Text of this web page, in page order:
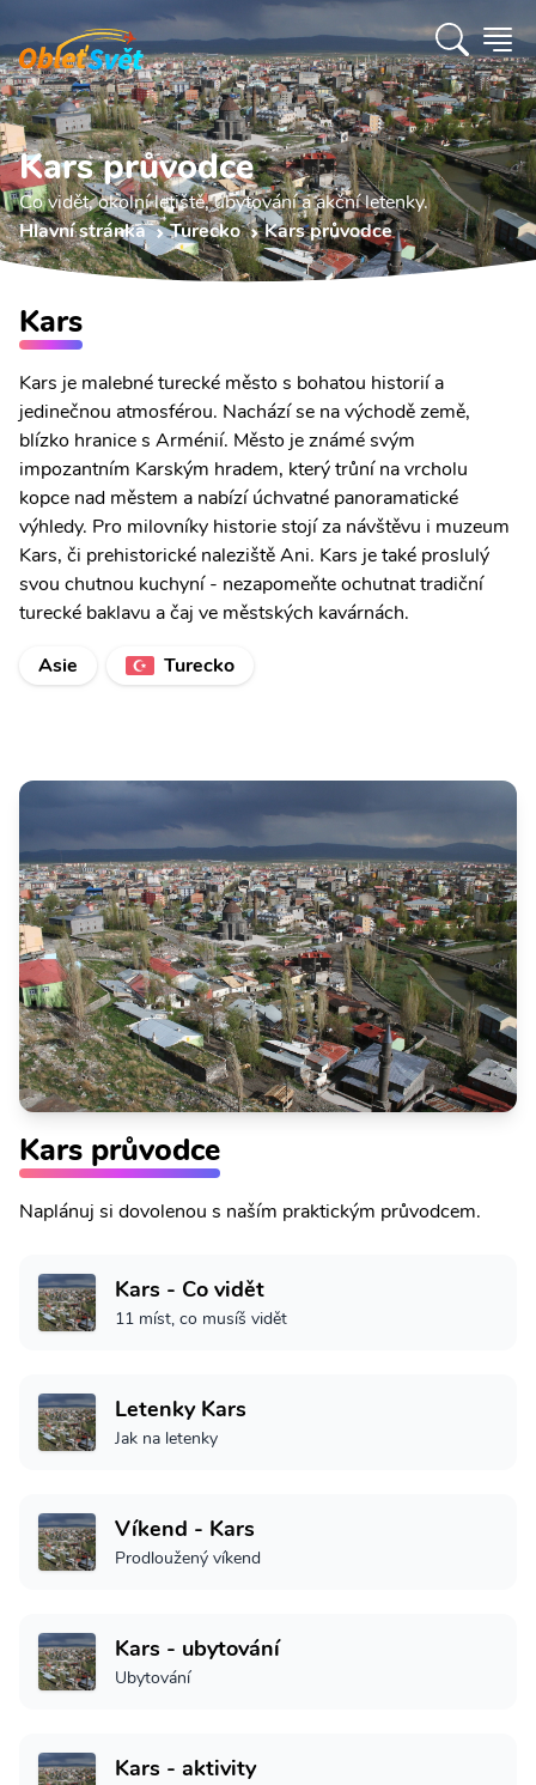
Kars průvodce
Co vidět, okolní letiště, ubytování a akční letenky.
Hlavní stránka
Turecko Kars průvodce
Kars
Kars je malebné turecké město s bohatou historií a
jedinečnou atmosférou. Nachází se na východě země,
blízko hranice s Arménií. Město je známé svým
impozantním Karským hradem, který trůní na vrcholu
kopce nad městem a nabízí úchvatné panoramatické
výhledy. Pro milovníky historie stojí za návštěvu i muzeum
Kars, či prehistorické naleziště Ani. Kars je také proslulý
svou chutnou kuchyní - nezapomeňte ochutnat tradiční
turecké baklavu a čaj ve městských kavárnách.
Asie
Turecko
Kars průvodce
Naplánuj si dovolenou s naším praktickým průvodcem.
Kars - Co vidět
11 míst, co musíš vidět
Letenky Kars
Jak na letenky
Víkend - Kars
Prodloužený víkend
Kars - ubytování
Ubytování
Kars - aktivity